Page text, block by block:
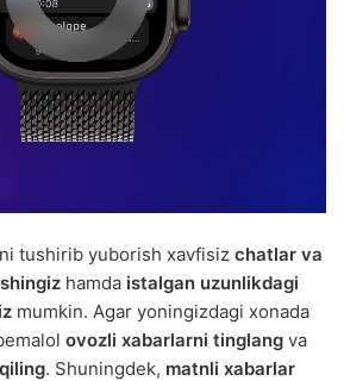
tushirib yuborish xavfisiz chatlar va
hamda istalgan uzunlikdagi
mumkin. Agar yoningizdagi xonada
ovozli xabarlarni tinglang va
. Shuningdek, matnli xabarlar